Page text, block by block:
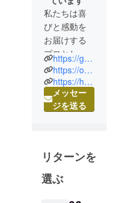
私たちは喜
びと感動を
お届けする
プロとし
て、様々な
事業を営ん
でします。
海外の選り
像制作、音
響など空間
演出によ
https://graphene-xjapan.com/
https://oros-japan.com/
https://haika.info/
メッセー
ジを送る
リターンを
選ぶ